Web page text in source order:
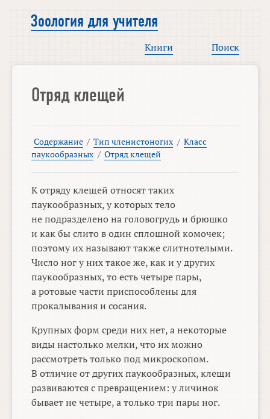
Зоология для учителя
Книги Поиск
Отряд клещей
Содержание / Тип членистоногих / Класс
паукообразных / Отряд клещей
К отряду клещей относят таких
паукообразных, у которых тело
не подразделено на головогрудь и брюшко
и как бы слито в один сплошной комочек;
поэтому их называют также слитнотелыми.
Число ног у них такое же, как и у других
паукообразных, то есть четыре пары,
а ротовые части приспособлены для
прокалывания и сосания.
Крупных форм среди них нет, а некоторые
виды настолько мелки, что их можно
рассмотреть только под микроскопом.
В отличие от других паукообразных, клещи
развиваются с превращением: у личинок
бывает не четыре, а только три пары ног.